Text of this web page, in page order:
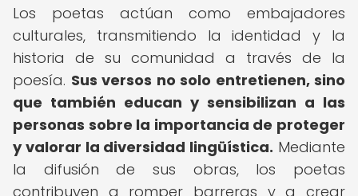
Los poetas actúan como embajadores
culturales, transmitiendo la identidad y la
historia de su comunidad a través de la
poesía. Sus versos no solo entretienen, sino
que también educan y sensibilizan a las
personas sobre la importancia de proteger
y valorar la diversidad lingüística. Mediante
la difusión de sus obras, los poetas
contribuyen a romper barreras y a crear